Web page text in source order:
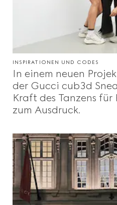
INSPIRATIONEN UND CODES
In einem neuen
der Gucci cub3d
Kraft des Tanzens für
zum Ausdruck.